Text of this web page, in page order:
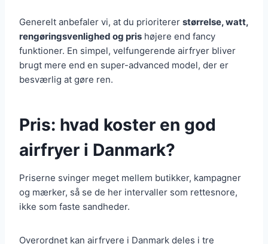
Generelt anbefaler vi, at du prioriterer størrelse, watt,
rengøringsvenlighed og pris højere end fancy
funktioner. En simpel, velfungerende airfryer bliver
brugt mere end en super-advanced model, der er
besværlig at gøre ren.
Pris: hvad koster en god
airfryer i Danmark?
Priserne svinger meget mellem butikker, kampagner
og mærker, så se de her intervaller som rettesnore,
ikke som faste sandheder.
Overordnet kan airfryere i Danmark deles i tre